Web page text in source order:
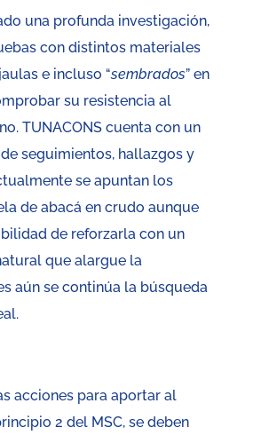
una profunda investigación,
con distintos materiales
e incluso “sembrados” en
su resistencia al
TUNACONS cuenta con un
seguimientos, hallazgos y
se apuntan los
de abacá en crudo aunque
de reforzarla con un
que alargue la
aún se continúa la búsqueda
acciones para aportar al
2 del MSC, se deben